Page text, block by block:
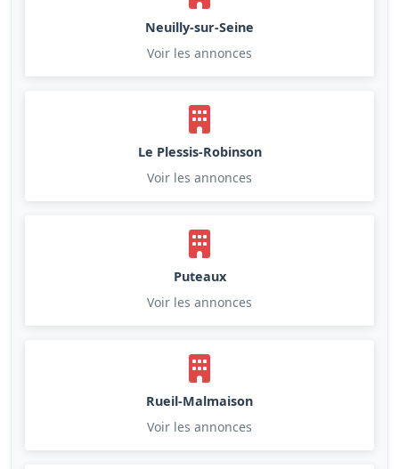
Neuilly-sur-Seine
Voir les annonces
Le Plessis-Robinson
Voir les annonces
Puteaux
Voir les annonces
Rueil-Malmaison
Voir les annonces